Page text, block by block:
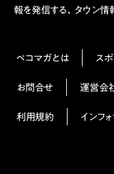
報を発信する、タウン情
ペコマガとは ス
お問合せ 運営会
利用規約 インフ